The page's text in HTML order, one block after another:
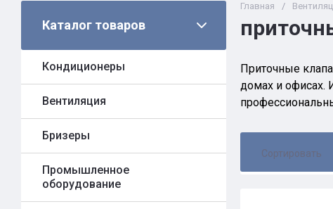
Каталог товаров
Кондиционеры
Вентиляция
Бризеры
Промышленное
оборудование
Главная /
Приточные
домах и офисах.
Сортировать